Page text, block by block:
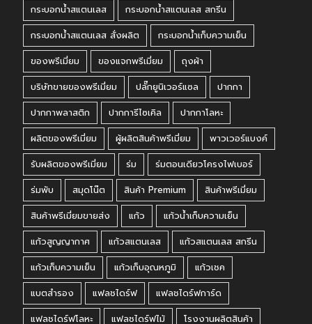
กระบอกน้ำสแตนเลส
กระบอกน้ำสแตนเลส สกรีน
กระบอกน้ำสแตนเลส สั่งผลิต
กระบอกน้ำเก็บความเย็น
ของพรีเมี่ยม
ของแจกพรีเมี่ยม
ถุงผ้า
บริษัทขายของพรีเมี่ยม
ปลั๊กยูนิเวอร์แซล
ปากกา
ปากกาพลาสติก
ปากการีไซเคิล
ปากกาโลหะ
ผลิตของพรีเมี่ยม
ผู้ผลิตสินค้าพรีเมี่ยม
พาวเวอร์แบงค์
รับผลิตของพรีเมี่ยม
ร่ม
ร่มตอนเดียวโครงไฟเบอร์
ร่มพับ
สมุดโน๊ต สินค้า Premium
สินค้าพรีเมี่ยม
สินค้าพรีเมี่ยมขายส่ง
แก้ว
แก้วน้ำเก็บความเย็น
แก้วสูญญากาศ
แก้วสแตนเลส
แก้วสแตนเลส สกรีน
แก้วเก็บความเย็น
แก้วเก็บอุณหภูมิ
แก้วเชค
แบตสำรอง
แฟลชไดร์ฟ
แฟลชไดร์ฟการ์ด
แฟลชไดร์ฟโลหะ
แฟลชไดร์ฟไม้
โรงงานผลิตสินค้า